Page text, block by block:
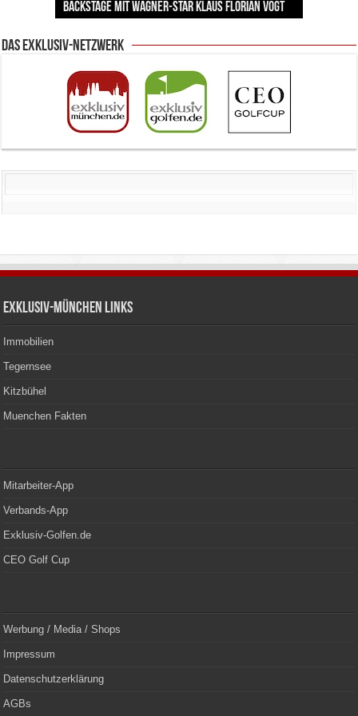
von Kienlins Kunst den Nerv unserer Zeit trifft
Backstage mit Wagner-Star Klaus Florian Vogt
Herrmann lädt krebskranke Kinder ein
Lingerie-Branche wurde
Kunstwerke bis heute einzigartig sind
Entscheidung nicht überstürzen sollten
Das Exklusiv-Netzwerk
Exklusiv-München Links
Immobilien
Tegernsee
Kitzbühel
Muenchen Fakten
Mitarbeiter-App
Verbands-App
Exklusiv-Golfen.de
CEO Golf Cup
Werbung / Media / Shops
Impressum
Datenschutzerklärung
AGBs